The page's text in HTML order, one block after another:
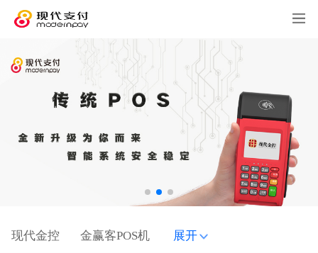
现代金控 金赢客POS机 展开